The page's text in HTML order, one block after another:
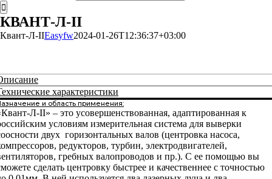
КВАНТ-Л-II
Квант-Л-IIEasyfw2024-01-26T12:36:37+03:00
характеристики
и область применения:
Л-II» – это усовершенствованная, адаптированная к
условиям измерительная система для выверки
двух горизонтальных валов (центровка насоса,
редукторов, турбин, электродвигателей,
гребных валопроводов и пр.). С ее помощью вы
сделать центровку быстрее и качественнее с точностью